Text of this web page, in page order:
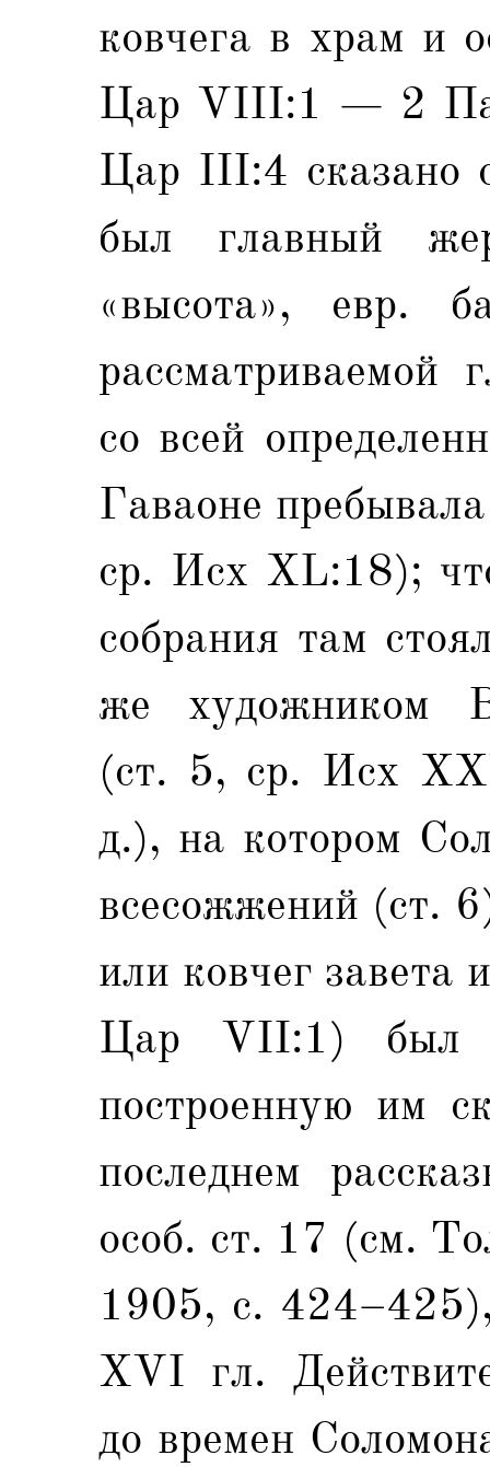
ковчега в храм и
Цар VIII:1 — 2
Цар III:4 сказано
был главный
«высота»,
рассматриваемой
со всей
Гаваоне
ср. Исх XL:18);
собрания там
же художником
(ст. 5, ср. Исх
д.), на котором
всесожжений (ст.
или ковчег
Цар VII:1) был
построенную им
последнем
особ. ст. 17 (см.
1905, с.
XVI гл.
до времен